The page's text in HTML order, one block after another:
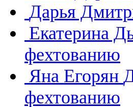
Дарья
Екатерина
фехтованию
Яна Егорян
фехтованию